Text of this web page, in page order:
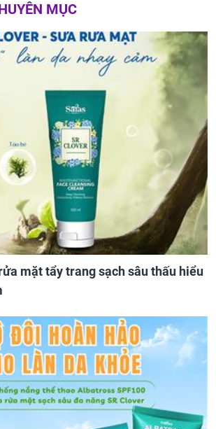
MỤC
mặt tẩy trang sạch sâu thấu hiểu